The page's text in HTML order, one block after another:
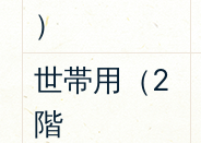
）
世帯用（2
階